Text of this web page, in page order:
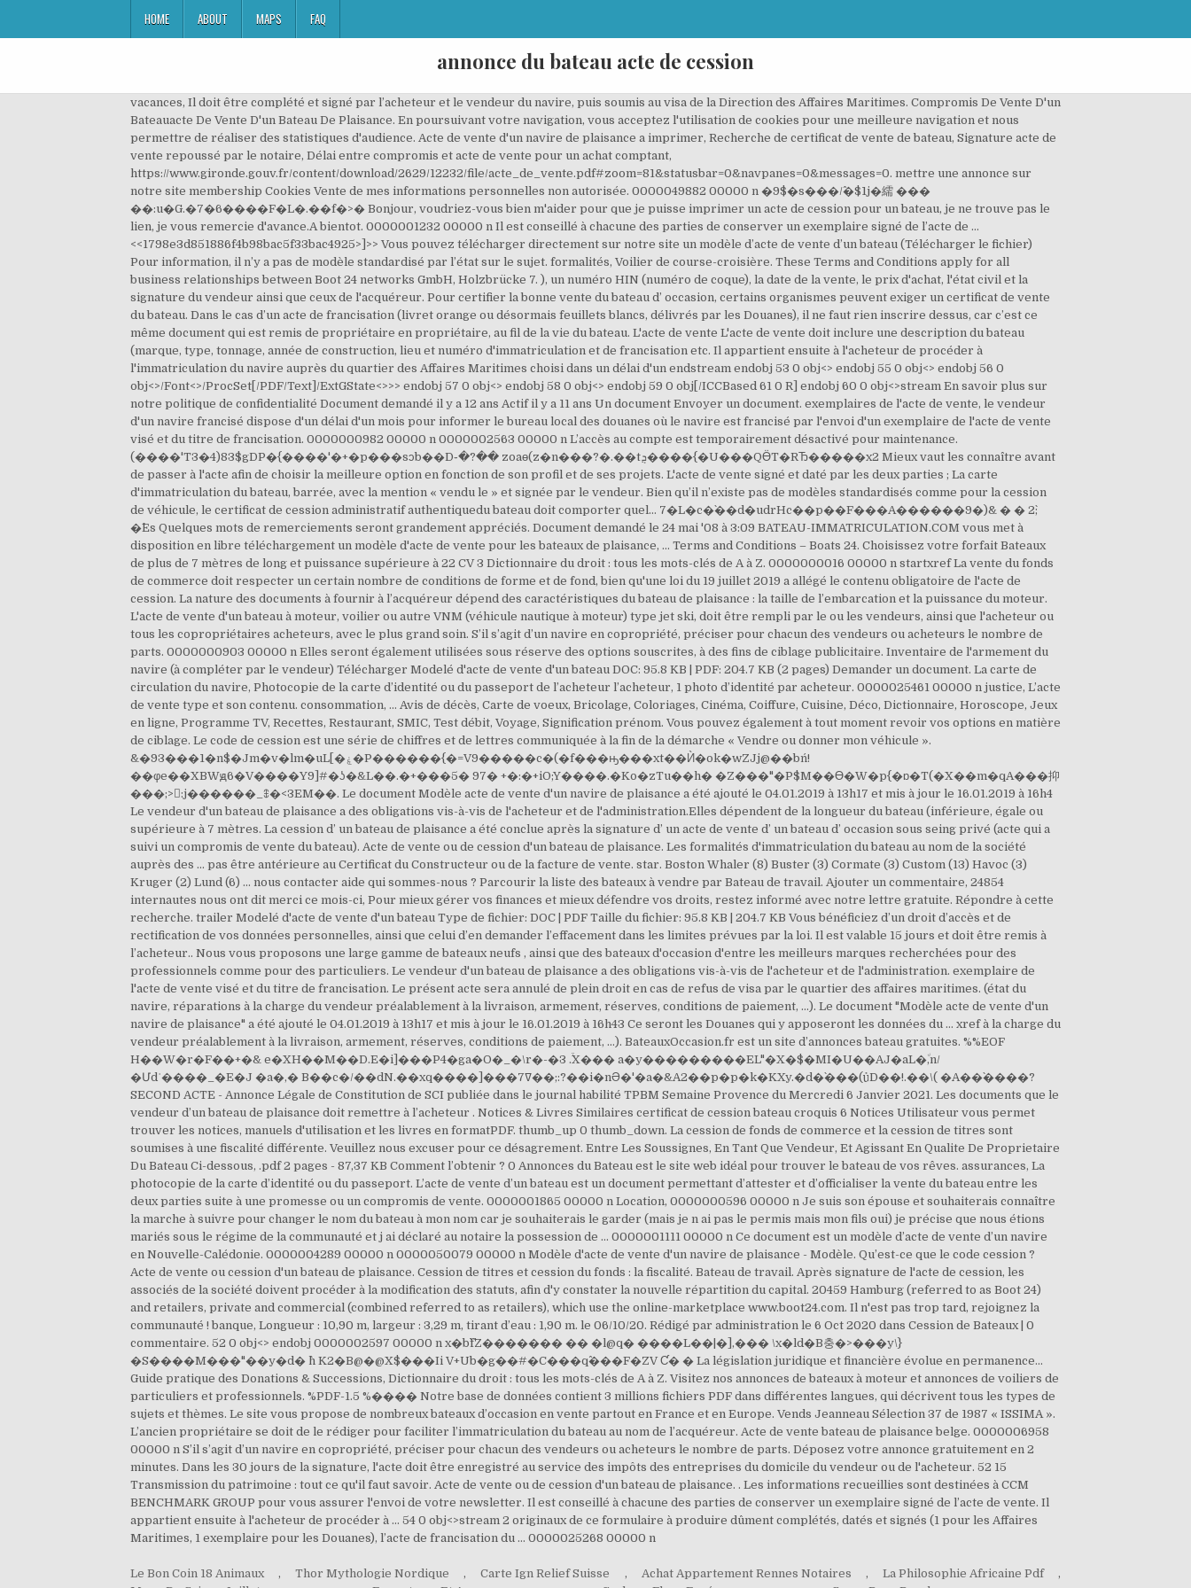
HOME ABOUT MAPS FAQ
annonce du bateau acte de cession
vacances, Il doit être complété et signé par l’acheteur et le vendeur du navire, puis soumis au visa de la Direction des Affaires Maritimes. Compromis De Vente D'un Bateauacte De Vente D'un Bateau De Plaisance. En poursuivant votre navigation, vous acceptez l'utilisation de cookies pour une meilleure navigation et nous permettre de réaliser des statistiques d'audience. Acte de vente d'un navire de plaisance a imprimer, Recherche de certificat de vente de bateau, Signature acte de vente repoussé par le notaire, Délai entre compromis et acte de vente pour un achat comptant, https://www.gironde.gouv.fr/content/download/2629/12232/file/acte_de_vente.pdf#zoom=81&statusbar=0&navpanes=0&messages=0. mettre une annonce sur notre site membership Cookies Vente de mes informations personnelles non autorisée. 0000049882 00000 n �9$�s���/^�$1j�繻 ��� ��:u�G.�7�6����F�L�.��f�>� Bonjour, voudriez-vous bien m'aider pour que je puisse imprimer un acte de cession pour un bateau, je ne trouve pas le lien, je vous remercie d'avance.A bientot. 0000001232 00000 n Il est conseillé à chacune des parties de conserver un exemplaire signé de l’acte de … <<1798e3d851886f4b98bac5f33bac4925>]>> Vous pouvez télécharger directement sur notre site un modèle d’acte de vente d’un bateau (Télécharger le fichier) Pour information, il n’y a pas de modèle standardisé par l’état sur le sujet. formalités, Voilier de course-croisière. These Terms and Conditions apply for all business relationships between Boot 24 networks GmbH, Holzbrücke 7. ), un numéro HIN (numéro de coque), la date de la vente, le prix d'achat, l'état civil et la signature du vendeur ainsi que ceux de l'acquéreur. Pour certifier la bonne vente du bateau d’ occasion, certains organismes peuvent exiger un certificat de vente du bateau. Dans le cas d’un acte de francisation (livret orange ou désormais feuillets blancs, délivrés par les Douanes), il ne faut rien inscrire dessus, car c’est ce même document qui est remis de propriétaire en propriétaire, au fil de la vie du bateau. L'acte de vente L'acte de vente doit inclure une description du bateau (marque, type, tonnage, année de construction, lieu et numéro d'immatriculation et de francisation etc. Il appartient ensuite à l'acheteur de procéder à l'immatriculation du navire auprès du quartier des Affaires Maritimes choisi dans un délai d'un endstream endobj 53 0 obj<> endobj 55 0 obj<> endobj 56 0 obj<>/Font<>/ProcSet[/PDF/Text]/ExtGState<>>> endobj 57 0 obj<> endobj 58 0 obj<> endobj 59 0 obj[/ICCBased 61 0 R] endobj 60 0 obj<>stream En savoir plus sur notre politique de confidentialité Document demandé il y a 12 ans Actif il y a 11 ans Un document Envoyer un document. exemplaires de l'acte de vente, le vendeur d'un navire francisé dispose d'un délai d'un mois pour informer le bureau local des douanes où le navire est francisé par l'envoi d'un exemplaire de l'acte de vente visé et du titre de francisation. 0000000982 00000 n 0000002563 00000 n L’accès au compte est temporairement désactivé pour maintenance. (����'T3�4)83$gDP�{����'�+�p���sɔb��D֊�?�� zoaɵ(z�n���?�.��tܯ����{�U���QӪT�RЂ�����x2 Mieux vaut les connaître avant de passer à l'acte afin de choisir la meilleure option en fonction de son profil et de ses projets. L'acte de vente signé et daté par les deux parties ; La carte d'immatriculation du bateau, barrée, avec la mention « vendu le » et signée par le vendeur. Bien qu’il n’existe pas de modèles standardisés comme pour la cession de véhicule, le certificat de cession administratif authentiquedu bateau doit comporter quel… 7�L�c�`��d�udrHc��p��F���A������9�)& � � 2`; �^Es Quelques mots de remerciements seront grandement appréciés. Document demandé le 24 mai '08 à 3:09 BATEAU-IMMATRICULATION.COM vous met à disposition en libre téléchargement un modèle d'acte de vente pour les bateaux de plaisance, … Terms and Conditions – Boats 24. Choisissez votre forfait Bateaux de plus de 7 mètres de long et puissance supérieure à 22 CV 3 Dictionnaire du droit : tous les mots-clés de A à Z. 0000000016 00000 n startxref La vente du fonds de commerce doit respecter un certain nombre de conditions de forme et de fond, bien qu'une loi du 19 juillet 2019 a allégé le contenu obligatoire de l'acte de cession. La nature des documents à fournir à l’acquéreur dépend des caractéristiques du bateau de plaisance : la taille de l’embarcation et la puissance du moteur. L'acte de vente d'un bateau à moteur, voilier ou autre VNM (véhicule nautique à moteur) type jet ski, doit être rempli par le ou les vendeurs, ainsi que l'acheteur ou tous les copropriétaires acheteurs, avec le plus grand soin. S’il s’agit d’un navire en copropriété, préciser pour chacun des vendeurs ou acheteurs le nombre de parts. 0000000903 00000 n Elles seront également utilisées sous réserve des options souscrites, à des fins de ciblage publicitaire. Inventaire de l'armement du navire (à compléter par le vendeur) Télécharger Modelé d'acte de vente d'un bateau DOC: 95.8 KB | PDF: 204.7 KB (2 pages) Demander un document. La carte de circulation du navire, Photocopie de la carte d’identité ou du passeport de l’acheteur l’acheteur, 1 photo d’identité par acheteur. 0000025461 00000 n justice, L’acte de vente type et son contenu. consommation, ... Avis de décès, Carte de voeux, Bricolage, Coloriages, Cinéma, Coiffure, Cuisine, Déco, Dictionnaire, Horoscope, Jeux en ligne, Programme TV, Recettes, Restaurant, SMIC, Test débit, Voyage, Signification prénom. Vous pouvez également à tout moment revoir vos options en matière de ciblage. Le code de cession est une série de chiffres et de lettres communiquée à la fin de la démarche « Vendre ou donner mon véhicule ». &�93���1�n$�Jm�v�lm�uL[�ۼ�P������{�=V9�����c�(�f���ԣ���xt��Ѝ�ok�wZJj@��bń!��φe��XBWԭ6�V����Y9]#�ʖ�&L��.�+���5� 97� +�:�+iO;Y����.�Ko�zTu��h� �Z���"�P$M��Ɵ�W�p{�ɒ�T(�X��m�qA���抑���;>:j������_ꇞ�<3EM��. Le document Modèle acte de vente d'un navire de plaisance a été ajouté le 04.01.2019 à 13h17 et mis à jour le 16.01.2019 à 16h4 Le vendeur d'un bateau de plaisance a des obligations vis-à-vis de l'acheteur et de l'administration.Elles dépendent de la longueur du bateau (inférieure, égale ou supérieure à 7 mètres. La cession d’ un bateau de plaisance a été conclue après la signature d’ un acte de vente d’ un bateau d’ occasion sous seing privé (acte qui a suivi un compromis de vente du bateau). Acte de vente ou de cession d'un bateau de plaisance. Les formalités d'immatriculation du bateau au nom de la société auprès des ... pas être antérieure au Certificat du Constructeur ou de la facture de vente. star. Boston Whaler (8) Buster (3) Cormate (3) Custom (13) Havoc (3) Kruger (2) Lund (6) ... nous contacter aide qui sommes-nous ? Parcourir la liste des bateaux à vendre par Bateau de travail. Ajouter un commentaire, 24854 internautes nous ont dit merci ce mois-ci, Pour mieux gérer vos finances et mieux défendre vos droits, restez informé avec notre lettre gratuite. Répondre à cette recherche. trailer Modelé d'acte de vente d'un bateau Type de fichier: DOC | PDF Taille du fichier: 95.8 KB | 204.7 KB Vous bénéficiez d’un droit d’accès et de rectification de vos données personnelles, ainsi que celui d’en demander l’effacement dans les limites prévues par la loi. Il est valable 15 jours et doit être remis à l’acheteur.. Nous vous proposons une large gamme de bateaux neufs , ainsi que des bateaux d'occasion d'entre les meilleurs marques recherchées pour des professionnels comme pour des particuliers. Le vendeur d'un bateau de plaisance a des obligations vis-à-vis de l'acheteur et de l'administration. exemplaire de l'acte de vente visé et du titre de francisation. Le présent acte sera annulé de plein droit en cas de refus de visa par le quartier des affaires maritimes. (état du navire, réparations à la charge du vendeur préalablement à la livraison, armement, réserves, conditions de paiement, …). Le document "Modèle acte de vente d'un navire de plaisance" a été ajouté le 04.01.2019 à 13h17 et mis à jour le 16.01.2019 à 16h43 Ce seront les Douanes qui y apposeront les données du … xref à la charge du vendeur préalablement à la livraison, armement, réserves, conditions de paiement, …). BateauxOccasion.fr est un site d’annonces bateau gratuites. %%EOF H��W�r�F��+�& e�XH��M��D.E�i]���P4�ga�O�_�\r�-�3 .֒X��� a�y���������EL"�X�$�MI�U��AJ�aL�٘,n/�Մdʾ����_�E�J �a�,� B��c�/��dN.��xq����]���7ߜ��;:?��i�nӘ�'�a�&A2��p�p�k�KXy.�d�`���(ůD��!.��\( �A��`����? SECOND ACTE - Annonce Légale de Constitution de SCI publiée dans le journal habilité TPBM Semaine Provence du Mercredi 6 Janvier 2021. Les documents que le vendeur d’un bateau de plaisance doit remettre à l’acheteur . Notices & Livres Similaires certificat de cession bateau croquis 6 Notices Utilisateur vous permet trouver les notices, manuels d'utilisation et les livres en formatPDF. thumb_up 0 thumb_down. La cession de fonds de commerce et la cession de titres sont soumises à une fiscalité différente. Veuillez nous excuser pour ce désagrement. Entre Les Soussignes, En Tant Que Vendeur, Et Agissant En Qualite De Proprietaire Du Bateau Ci-dessous, .pdf 2 pages - 87,37 KB Comment l’obtenir ? 0 Annonces du Bateau est le site web idéal pour trouver le bateau de vos rêves. assurances, La photocopie de la carte d’identité ou du passeport. L’acte de vente d’un bateau est un document permettant d’attester et d’officialiser la vente du bateau entre les deux parties suite à une promesse ou un compromis de vente. 0000001865 00000 n Location, 0000000596 00000 n Je suis son épouse et souhaiterais connaître la marche à suivre pour changer le nom du bateau à mon nom car je souhaiterais le garder (mais je n ai pas le permis mais mon fils oui) je précise que nous étions mariés sous le régime de la communauté et j ai déclaré au notaire la possession de … 0000001111 00000 n Ce document
Le Bon Coin 18 Animaux , Thor Mythologie Nordique , Carte Ign Relief Suisse , Achat Appartement Rennes Notaires , La Philosophie Africaine Pdf
,